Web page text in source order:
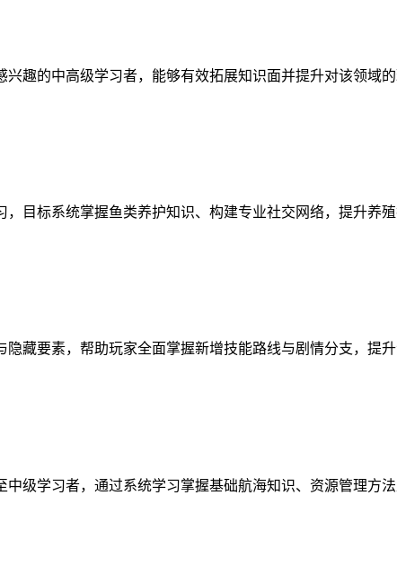
趣的中高级学习者，能够有效拓展知识面并提升对该领域的
目标系统掌握鱼类养护知识、构建专业社交网络，提升养
藏要素，帮助玩家全面掌握新增技能路线与剧情分支，提
级学习者，通过系统学习掌握基础航海知识、资源管理方